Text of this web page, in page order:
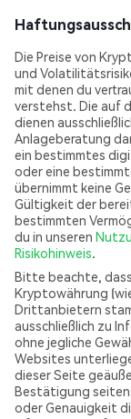
Die Preise von
und
mit denen du
verstehst. Die auf
dienen
Anlageberatung
ein bestimmtes
oder eine
übernimmt keine
Gültigkeit der
bestimmten
du in unseren
Risikohinweis.
Bitte beachte,
Kryptowährung
Drittanbietern
ausschließlich zu
ohne jegliche
Websites
dieser Seite
Bestätigung
oder Genauigkeit